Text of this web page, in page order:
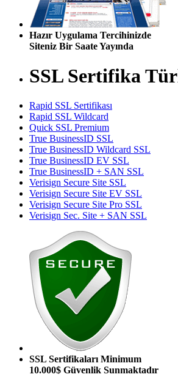
Hazır Uygulama Tercihinizde
Siteniz Bir Saate Yayında
SSL Sertifika
Rapid SSL Sertifikası
Rapid SSL Wildcard
Quick SSL Premium
True BusinessID SSL
True BusinessID Wildcard SSL
True BusinessID EV SSL
True BusinessID + SAN SSL
Verisign Secure Site SSL
Verisign Secure Site EV SSL
Verisign Secure Site Pro SSL
Verisign Sec. Site + SAN SSL
SSL Sertifikaları Minimum
10.000$ Güvenlik Sunmaktadır